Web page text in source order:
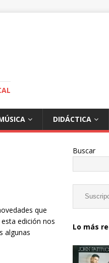
DIDÁCTICA
que
edición nos
algunas
Buscar
Lo más